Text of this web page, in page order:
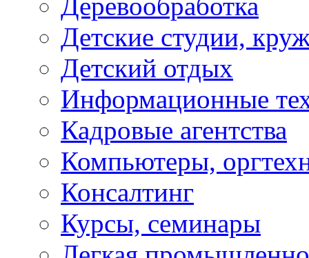
Детские студии,
Детский отдых
Информационные
Кадровые агентства
Компьютеры,
Консалтинг
Курсы, семинары